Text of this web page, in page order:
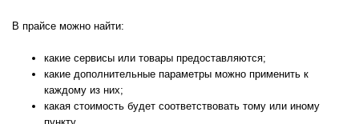
В прайсе можно найти:
какие сервисы или товары предоставляются;
какие дополнительные параметры можно применить к
каждому из них;
какая стоимость будет соответствовать тому или иному